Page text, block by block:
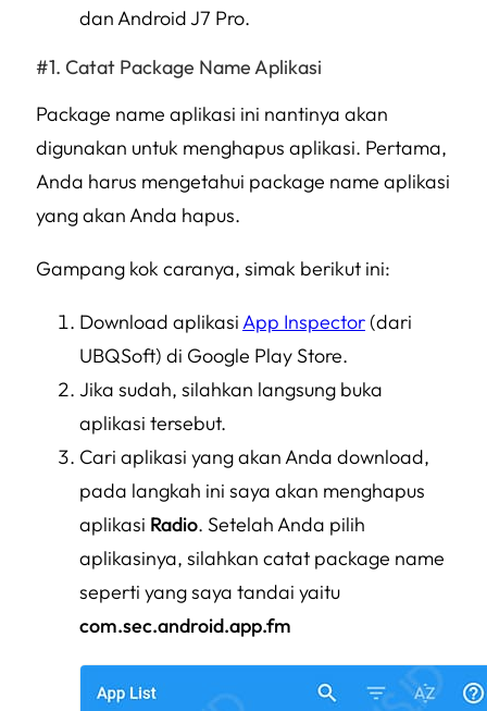
dan Android J7 Pro.
Catat Package Name Aplikasi
Package name aplikasi ini nantinya akan
digunakan untuk menghapus aplikasi. Pertama,
Anda harus mengetahui package name aplikasi
yang akan Anda hapus.
Gampang kok caranya, simak berikut ini:
Download aplikasiApp Inspector (dari
UBQSoft) di Google Play Store.
Jika sudah, silahkan langsung buka
aplikasi tersebut.
Cari aplikasi yang akan Anda download,
pada langkah ini saya akan menghapus
aplikasi Radio. Setelah Anda pilih
aplikasinya, silahkan catat package name
seperti yang saya tandai yaitu
com.sec.android.app.fm